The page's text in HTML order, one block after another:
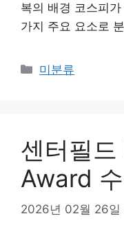
복의 배경 코스피
가지 주요 요소로
카
미분류
센터필
Award
2026년 02월 26일